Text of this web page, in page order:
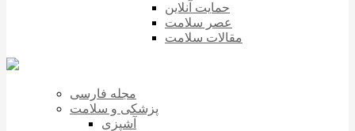
حمایت آنلاین
عصر سلامت
مقالات سلامت
مجله فارسی
پزشکی و سلامت
آشپزی